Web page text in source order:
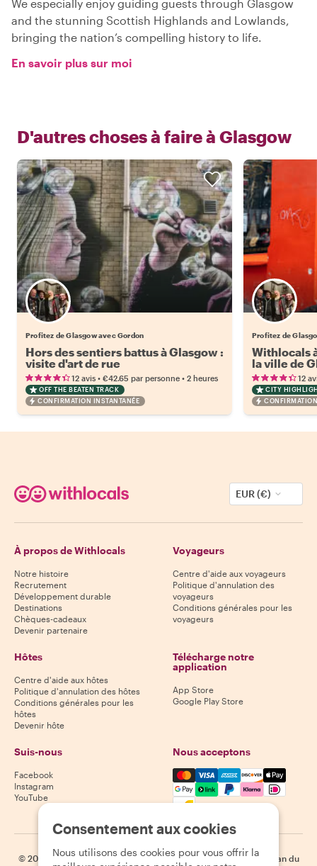
We especially enjoy guiding guests through Glasgow
and the stunning Scottish Highlands and Lowlands,
bringing the nation’s compelling history to life.
En savoir plus sur moi
D'autres choses à faire à Glasgow
Profitez de Glasgow avec Gordon
Hors des sentiers battus à Glasgow :
visite d'art de rue
12 avis • €42.65 par personne • 2 heures
OFF THE BEATEN TRACK
CONFIRMATION INSTANTANÉE
Profitez de
Withlocals
la ville de
12
CITY
EUR (€)
À propos de Withlocals
Notre histoire
Recrutement
Développement durable
Destinations
Chèques-cadeaux
Devenir partenaire
Voyageurs
Centre d'aide aux voyageurs
Politique d'annulation des
voyageurs
Conditions générales pour les
voyageurs
Hôtes
Centre d'aide aux hôtes
Politique d'annulation des hôtes
Conditions générales pour les
hôtes
Devenir hôte
Télécharge notre
application
App Store
Google Play Store
Suis-nous
Facebook
Instagram
YouTube
Nous acceptons
Mastercard, Visa, Amex,
© 2026 Withlocals.com | Politique de confidentialité | Cookies Plan du
Consentement aux cookies
Nous utilisons des cookies pour vous offrir la